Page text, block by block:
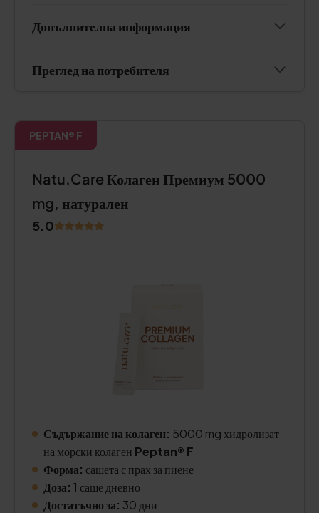
Допълнителна информация
Преглед на потребителя
PEPTAN® F
Natu.Care Колаген Премиум 5000
mg, натурален
5.0
Съдържание на колаген: 5000 mg хидролизат
на морски колаген Peptan® F
Форма: сашета с прах за пиене
Доза: 1 саше дневно
Достатъчно за: 30 дни